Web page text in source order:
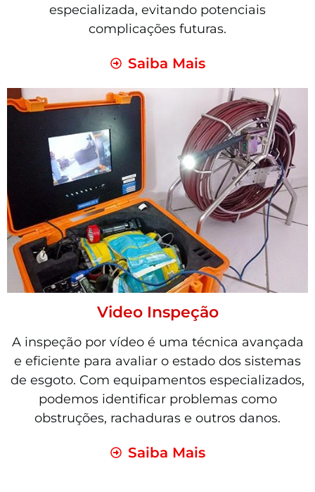
especializada, evitando potenciais
complicações futuras.
Saiba Mais
Video Inspeção
A inspeção por vídeo é uma técnica avançada
e eficiente para avaliar o estado dos sistemas
de esgoto. Com equipamentos especializados,
podemos identificar problemas como
obstruções, rachaduras e outros danos.
Saiba Mais